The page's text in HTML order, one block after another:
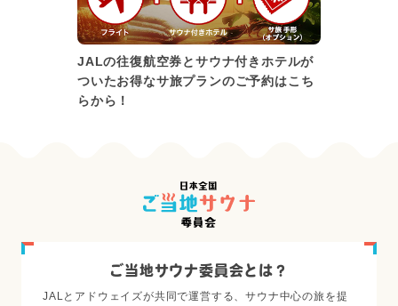
JALの往復航空券とサウナ付きホテルが
ついたお得なサ旅プランのご予約はこち
らから！
ご当地サウナ委員会とは？
JALとアドウェイズが共同で運営する、サウナ中心の旅を提